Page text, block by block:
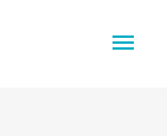
menu